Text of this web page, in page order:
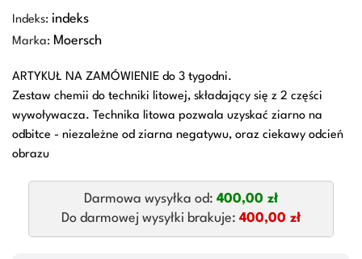
Indeks: indeks
Marka: Moersch
ARTYKUŁ NA ZAMÓWIENIE do 3 tygodni.
Zestaw chemii do techniki litowej, składający się z 2 części
wywoływacza. Technika litowa pozwala uzyskać ziarno na
odbitce - niezależne od ziarna negatywu, oraz ciekawy odcień
obrazu
Darmowa wysyłka od: 400,00 zł
Do darmowej wysyłki brakuje: 400,00 zł